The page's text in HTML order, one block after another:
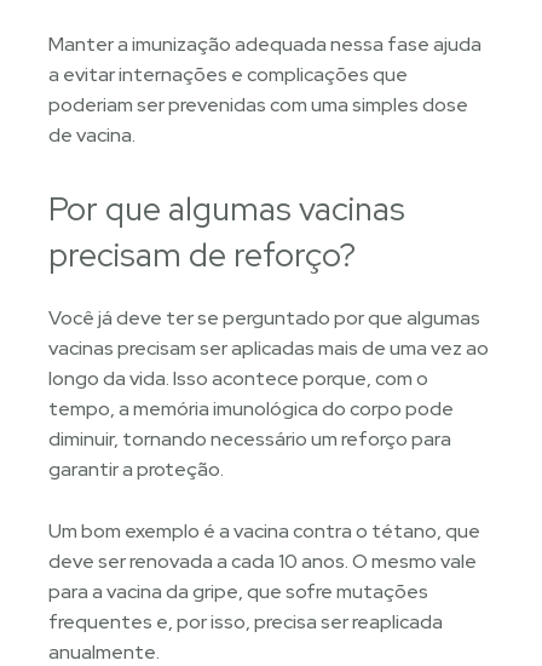
Manter a imunização adequada nessa fase ajuda
a evitar internações e complicações que
poderiam ser prevenidas com uma simples dose
de vacina.
Por que algumas vacinas
precisam de reforço?
Você já deve ter se perguntado por que algumas
vacinas precisam ser aplicadas mais de uma vez ao
longo da vida. Isso acontece porque, com o
tempo, a memória imunológica do corpo pode
diminuir, tornando necessário um reforço para
garantir a proteção.
Um bom exemplo é a vacina contra o tétano, que
deve ser renovada a cada 10 anos. O mesmo vale
para a vacina da gripe, que sofre mutações
frequentes e, por isso, precisa ser reaplicada
anualmente.